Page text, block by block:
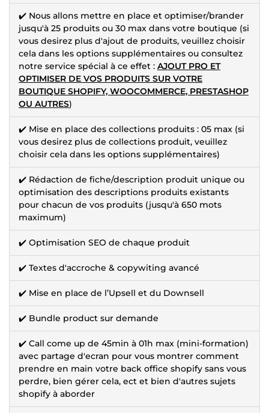
✔️ Nous allons mettre en place et optimiser/brander
jusqu'à 25 produits ou 30 max dans votre boutique (si
vous desirez plus d'ajout de produits, veuillez choisir
cela dans les options supplémentaires ou consultez
notre service spécial à ce effet : AJOUT PRO ET
OPTIMISER DE VOS PRODUITS SUR VOTRE
BOUTIQUE SHOPIFY, WOOCOMMERCE, PRESTASHOP
OU AUTRES)
✔️ Mise en place des collections produits : 05 max (si
vous desirez plus de collections produit, veuillez
choisir cela dans les options supplémentaires)
✔️ Rédaction de fiche/description produit unique ou
optimisation des descriptions produits existants
pour chacun de vos produits (jusqu'à 650 mots
maximum)
✔️ Optimisation SEO de chaque produit
✔️ Textes d'accroche & copywiting avancé
✔️ Mise en place de l’Upsell et du Downsell
✔️ Bundle product sur demande
✔️ Call come up de 45min à 01h max (mini-formation)
avec partage d'ecran pour vous montrer comment
prendre en main votre back office shopify sans vous
perdre, bien gérer cela, ect et bien d'autres sujets
shopify à aborder